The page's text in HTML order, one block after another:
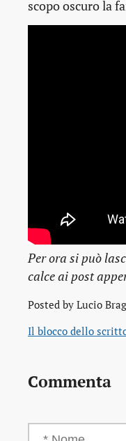
scopo oscuro la
Per ora si può
calce ai post
Posted by Lucio
Il blocco dello
Commenta